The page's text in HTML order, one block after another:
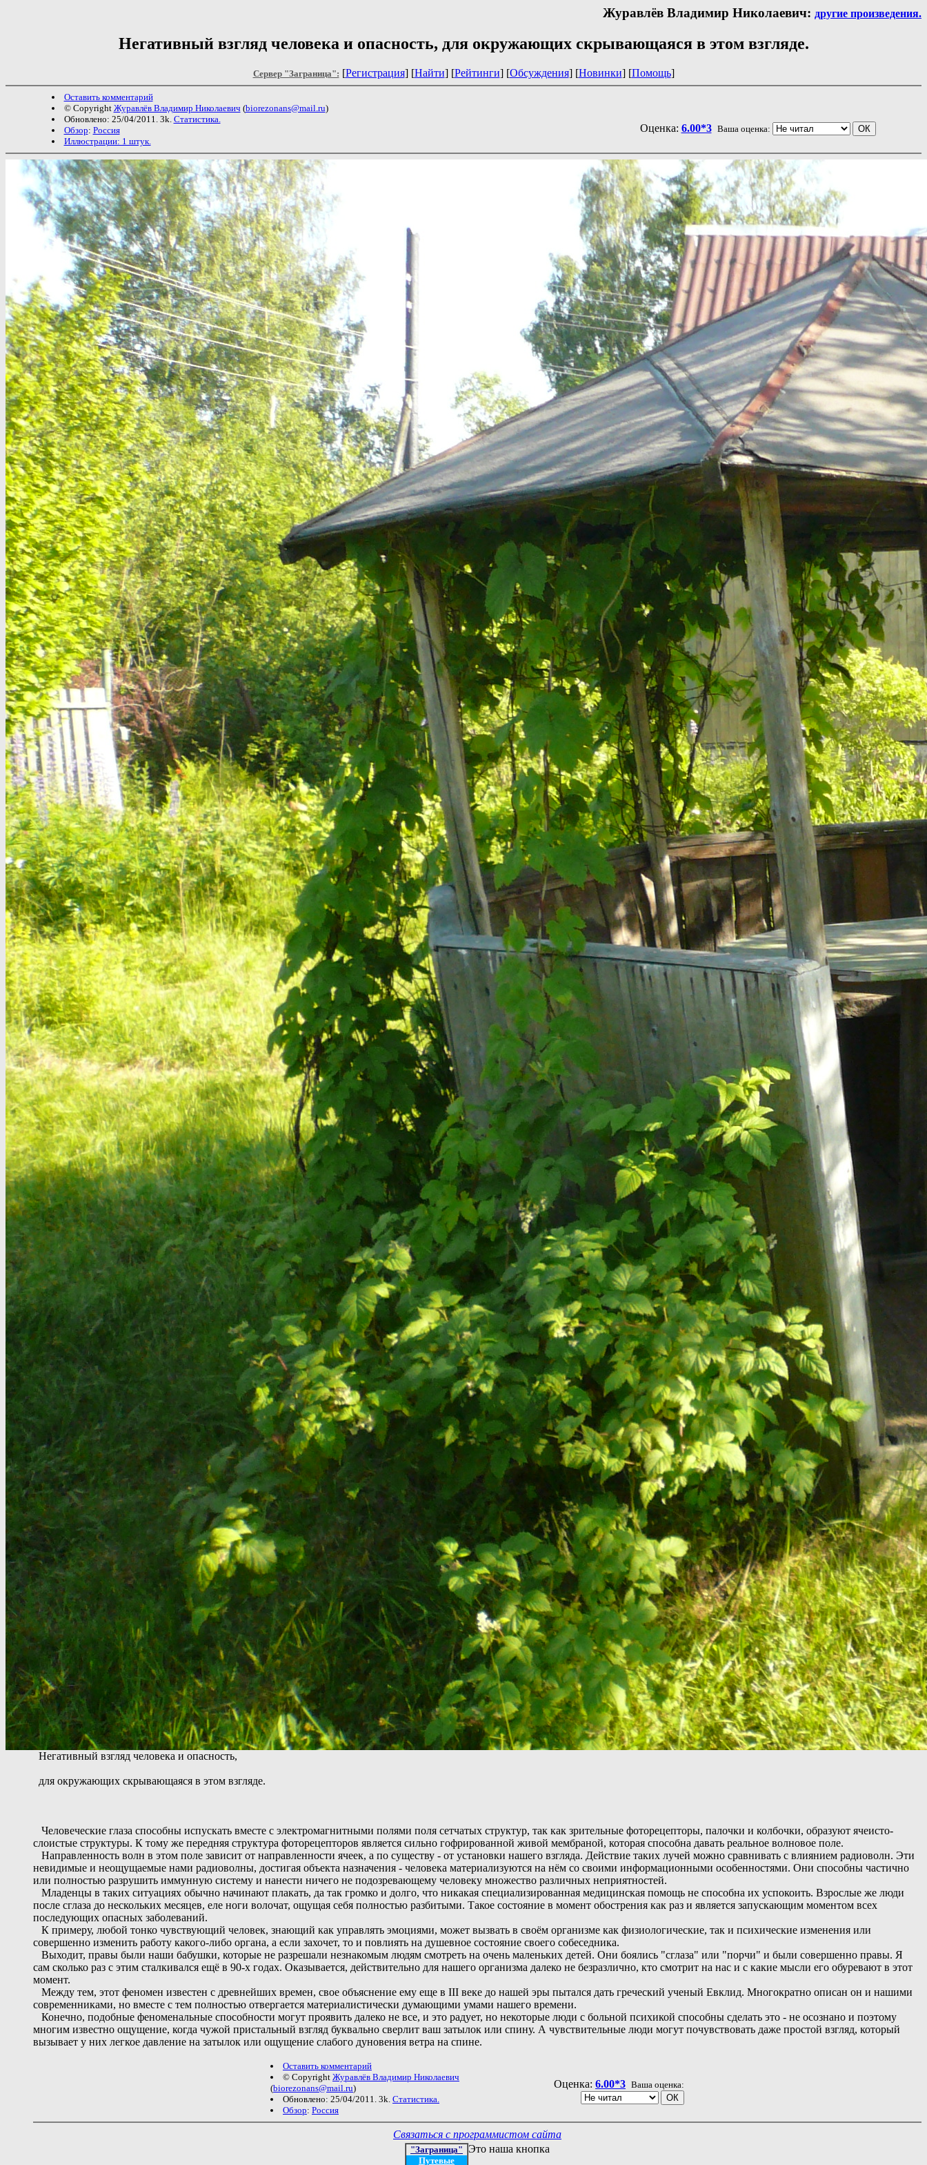
Журавлёв Владимир Николаевич: другие произведения.
Негативный взгляд человека и опасность, для окружающих скрывающаяся в этом взгляде.
Сервер "Заграница": [Регистрация] [Найти] [Рейтинги] [Обсуждения] [Новинки] [Помощь]
Оставить комментарий
© Copyright Журавлёв Владимир Николаевич (biorezonans@mail.ru)
Обновлено: 25/04/2011. 3k. Статистика.
Обзор: Россия
Иллюстрации: 1 штук.
Оценка: 6.00*3 Ваша оценка:
Негативный взгляд человека и опасность,
для окружающих скрывающаяся в этом взгляде.
Человеческие глаза способны испускать вместе с электромагнитными полями поля сетчатых структур, так как зрительные фоторецепторы, палочки и колбочки, образуют ячеисто-
слоистые структуры. К тому же передняя структура фоторецепторов является сильно гофрированной живой мембраной, которая способна давать реальное волновое поле.
Направленность волн в этом поле зависит от направленности ячеек, а по существу - от установки нашего взгляда. Действие таких лучей можно сравнивать с влиянием радиоволн. Эти
невидимые и неощущаемые нами радиоволны, достигая объекта назначения - человека материализуются на нём со своими информационными особенностями. Они способны частично
или полностью разрушить иммунную систему и нанести ничего не подозревающему человеку множество различных неприятностей.
Младенцы в таких ситуациях обычно начинают плакать, да так громко и долго, что никакая специализированная медицинская помощь не способна их успокоить. Взрослые же люди
после сглаза до нескольких месяцев, еле ноги волочат, ощущая себя полностью разбитыми. Такое состояние в момент обострения как раз и является запускающим моментом всех
последующих опасных заболеваний.
К примеру, любой тонко чувствующий человек, знающий как управлять эмоциями, может вызвать в своём организме как физиологические, так и психические изменения или
совершенно изменить работу какого-либо органа, а если захочет, то и повлиять на душевное состояние своего собеседника.
Выходит, правы были наши бабушки, которые не разрешали незнакомым людям смотреть на очень маленьких детей. Они боялись "сглаза" или "порчи" и были совершенно правы. Я
сам сколько раз с этим сталкивался ещё в 90-х годах. Оказывается, действительно для нашего организма далеко не безразлично, кто смотрит на нас и с какие мысли его обуревают в этот
момент.
Между тем, этот феномен известен с древнейших времен, свое объяснение ему еще в III веке до нашей эры пытался дать греческий ученый Евклид. Многократно описан он и нашими
современниками, но вместе с тем полностью отвергается материалистически думающими умами нашего времени.
Конечно, подобные феноменальные способности могут проявить далеко не все, и это радует, но некоторые люди с больной психикой способны сделать это - не осознано и поэтому
многим известно ощущение, когда чужой пристальный взгляд буквально сверлит ваш затылок или спину. А чувствительные люди могут почувствовать даже простой взгляд, который
вызывает у них легкое давление на затылок или ощущение слабого дуновения ветра на спине.
Оставить комментарий
© Copyright Журавлёв Владимир Николаевич
(biorezonans@mail.ru)
Обновлено: 25/04/2011. 3k. Статистика.
Обзор: Россия
Оценка: 6.00*3 Ваша оценка:
Связаться с программистом сайта
"Заграница"
Путевые
Это наша кнопка